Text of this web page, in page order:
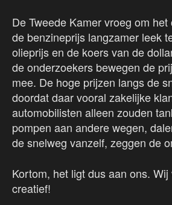
De Tweede Kamer vroeg om
de benzineprijs langzamer leek
olieprijs en de koers van de
de onderzoekers bewegen de
mee. De hoge prijzen langs de
doordat daar vooral zakelijke
automobilisten alleen zouden
pompen aan andere wegen,
de snelweg vanzelf, zeggen de
Kortom, het ligt dus aan ons.
creatief!